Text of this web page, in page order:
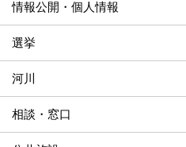
情報公開・個人情報
選挙
河川
相談・窓口